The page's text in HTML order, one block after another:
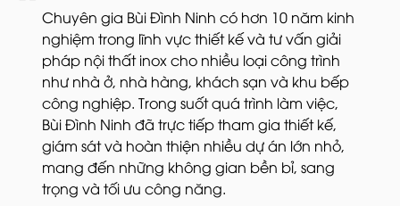
Chuyên gia Bùi Đình Ninh có hơn 10 năm kinh
nghiệm trong lĩnh vực thiết kế và tư vấn giải
pháp nội thất inox cho nhiều loại công trình
như nhà ở, nhà hàng, khách sạn và khu bếp
công nghiệp. Trong suốt quá trình làm việc,
Bùi Đình Ninh đã trực tiếp tham gia thiết kế,
giám sát và hoàn thiện nhiều dự án lớn nhỏ,
mang đến những không gian bền bỉ, sang
trọng và tối ưu công năng.